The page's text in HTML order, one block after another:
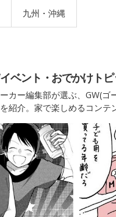
九州・沖縄
ベント・おでかけトピ
カー編集部が選ぶ、GW(ゴ
紹介。家で楽しめるコンテ